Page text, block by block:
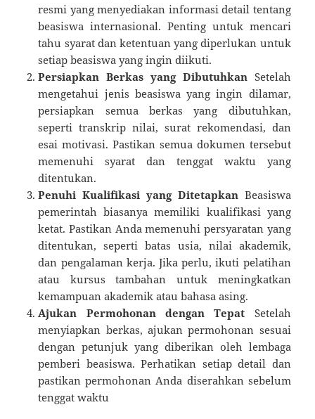
resmi yang menyediakan informasi detail tentang
beasiswa internasional. Penting untuk mencari
tahu syarat dan ketentuan yang diperlukan untuk
setiap beasiswa yang ingin diikuti.
Persiapkan Berkas yang Dibutuhkan Setelah
mengetahui jenis beasiswa yang ingin dilamar,
persiapkan semua berkas yang dibutuhkan,
seperti transkrip nilai, surat rekomendasi, dan
esai motivasi. Pastikan semua dokumen tersebut
memenuhi syarat dan tenggat waktu yang
ditentukan.
Penuhi Kualifikasi yang Ditetapkan Beasiswa
pemerintah biasanya memiliki kualifikasi yang
ketat. Pastikan Anda memenuhi persyaratan yang
ditentukan, seperti batas usia, nilai akademik,
dan pengalaman kerja. Jika perlu, ikuti pelatihan
atau kursus tambahan untuk meningkatkan
kemampuan akademik atau bahasa asing.
Ajukan Permohonan dengan Tepat Setelah
menyiapkan berkas, ajukan permohonan sesuai
dengan petunjuk yang diberikan oleh lembaga
pemberi beasiswa. Perhatikan setiap detail dan
pastikan permohonan Anda diserahkan sebelum
tenggat waktu